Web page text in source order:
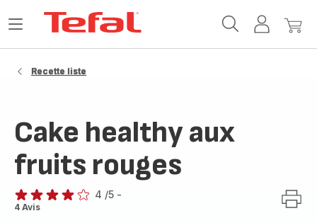
MonMon
Ouvrir
Recette liste
Cake healthy aux
fruits rouges
Avis
4 /5 -
4 Avis